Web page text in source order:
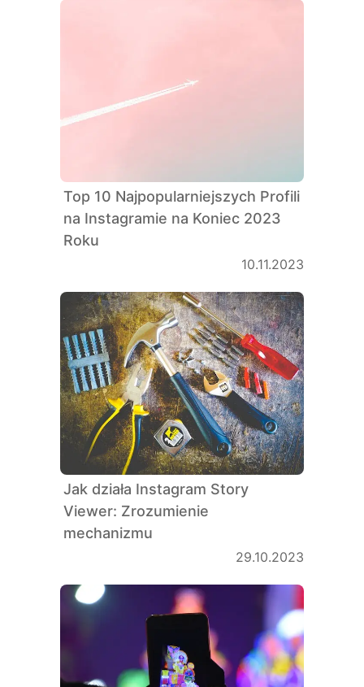
Top 10 Najpopularniejszych Profili
na Instagramie na Koniec 2023
Roku
10.11.2023
Jak działa Instagram Story
Viewer: Zrozumienie
mechanizmu
29.10.2023